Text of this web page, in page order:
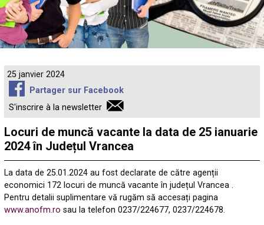
25 janvier 2024
Partager sur Facebook
S'inscrire à la newsletter
Locuri de muncă vacante la data de 25 ianuarie
2024 în Județul Vrancea
La data de 25.01.2024 au fost declarate de către agenții
economici 172 locuri de muncă vacante în județul Vrancea .
Pentru detalii suplimentare vă rugăm să accesați pagina
www.anofm.ro sau la telefon 0237/224677, 0237/224678.